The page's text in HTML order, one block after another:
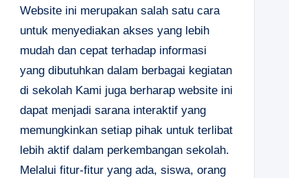
Website ini merupakan salah satu cara
untuk menyediakan akses yang lebih
mudah dan cepat terhadap informasi
yang dibutuhkan dalam berbagai kegiatan
di sekolah Kami juga berharap website ini
dapat menjadi sarana interaktif yang
memungkinkan setiap pihak untuk terlibat
lebih aktif dalam perkembangan sekolah.
Melalui fitur-fitur yang ada, siswa, orang